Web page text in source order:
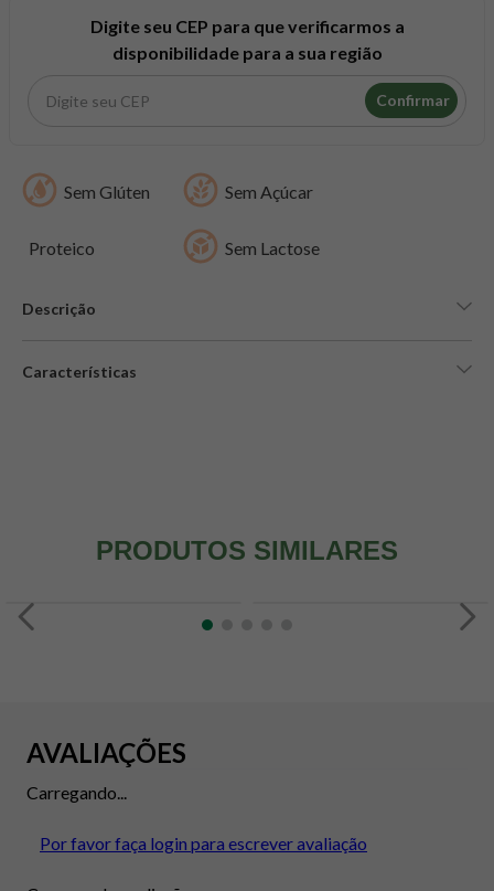
Digite seu CEP para que verificarmos a
disponibilidade para a sua região
Confirmar
Sem Glúten Sem Açúcar
Proteico Sem Lactose
Descrição
Características
PRODUTOS SIMILARES
AVALIAÇÕES
Carregando...
Por favor faça login para escrever avaliação
psyllium